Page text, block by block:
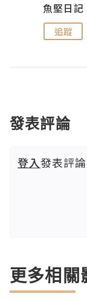
魚堅日記
追蹤
發表評論
登入發表評論
更多相關